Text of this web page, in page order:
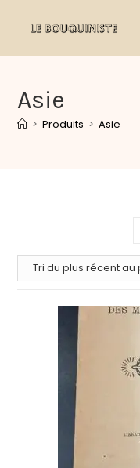
Asie
> Produits > Asie